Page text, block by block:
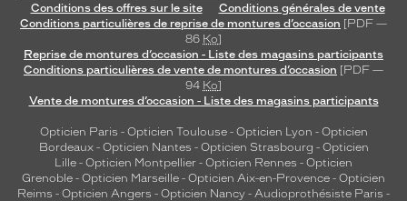
Conditions des offres sur le site
Conditions générales de vente
Conditions particulières de reprise de montures d’occasion [PDF —
86 Ko]
Reprise de montures d’occasion - Liste des magasins participants
Conditions particulières de vente de montures d’occasion [PDF —
94 Ko]
Vente de montures d’occasion - Liste des magasins participants
Opticien Paris - Opticien Toulouse- Opticien Lyon - Opticien
Bordeaux- Opticien Nantes - Opticien Strasbourg - Opticien
Lille - Opticien Montpellier - Opticien Rennes - Opticien
Grenoble - Opticien Marseille - Opticien Aix-en-Provence - Opticien
Reims - Opticien Angers - Opticien Nancy - Audioprothésiste Paris -